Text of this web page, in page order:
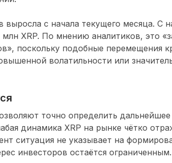
с начала текущего месяца. С
млн XRP. По мнению аналитиков, это
поскольку подобные перемещения
волатильности или
точно определить дальнейшее
динамика XRP на рынке чётко
ситуация не указывает на
инвесторов остаётся ограниченным.